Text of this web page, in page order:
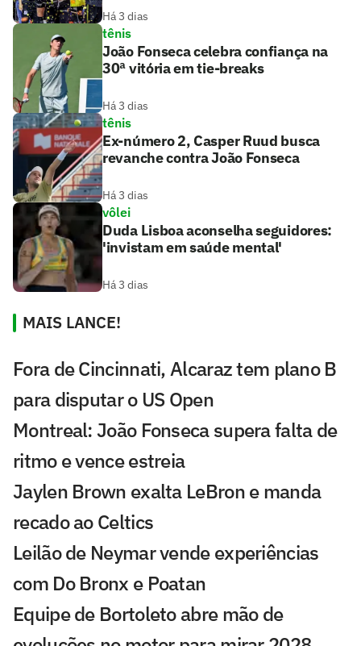
Há 3 dias
tênis
João Fonseca celebra confiança na
30ª vitória em tie-breaks
Há 3 dias
tênis
Ex-número 2, Casper Ruud busca
revanche contra João Fonseca
Há 3 dias
vôlei
Duda Lisboa aconselha seguidores:
'invistam em saúde mental'
Há 3 dias
MAIS LANCE!
Fora de Cincinnati, Alcaraz tem plano B
para disputar o US Open
Montreal: João Fonseca supera falta de
ritmo e vence estreia
Jaylen Brown exalta LeBron e manda
recado ao Celtics
Leilão de Neymar vende experiências
com Do Bronx e Poatan
Equipe de Bortoleto abre mão de